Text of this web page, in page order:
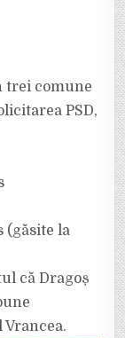
trei comune
PSD,
(găsite la
că Dragoș